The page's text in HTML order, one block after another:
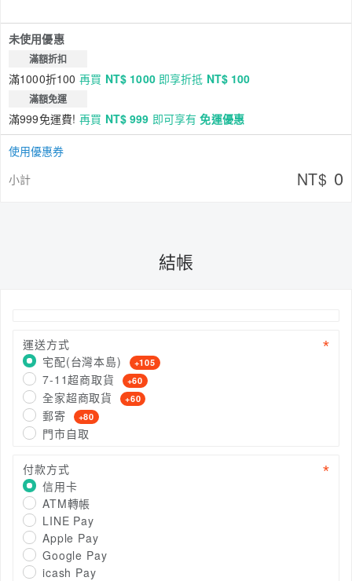
未使用優惠
滿額折扣
滿1000折100 再買 NT$ 1000即享折抵 NT$ 100
滿額免運
滿999免運費! 再買 NT$ 999 即可享有免運優惠
使用優惠券
小計
NT$ 0
結帳
運送方式
宅配(台灣本島)
+105
7-11超商取貨 +60
全家超商取貨 +60
郵寄 +80
門市自取
付款方式
信用卡
ATM轉帳
LINE Pay
Apple Pay
Google Pay
icash Pay